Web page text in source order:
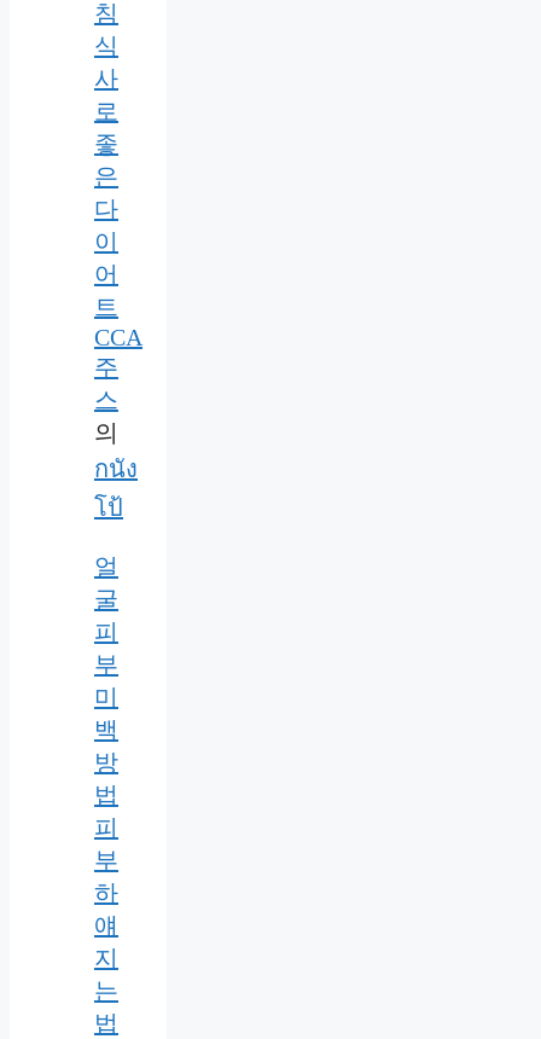
침
식
사
로
좋
은
다
이
어
트
CCA
주
스
의
กนัง
โป้
얼
굴
피
부
미
백
방
법
피
부
하
얘
지
는
법